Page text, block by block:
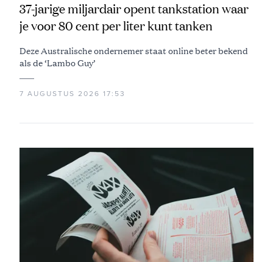
37-jarige miljardair opent tankstation waar
je voor 80 cent per liter kunt tanken
Deze Australische ondernemer staat online beter bekend
als de ‘Lambo Guy’
7 AUGUSTUS 2026 17:53